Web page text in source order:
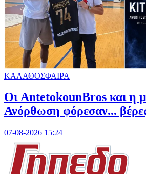
ΚΑΛΑΘΟΣΦΑΙΡΑ
Oι AntetokounBros και η
Ανόρθωση φόρεσαν...
07-08-2026 15:24